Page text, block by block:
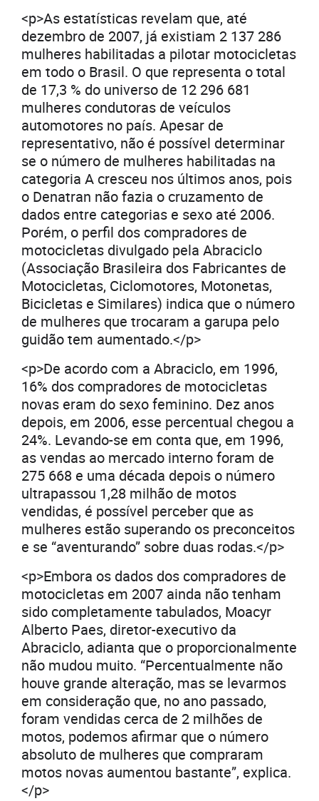
<p>As estatísticas revelam que, até
dezembro de 2007, já existiam 2 137 286
mulheres habilitadas a pilotar motocicletas
em todo o Brasil. O que representa o total
de 17,3 % do universo de 12 296 681
mulheres condutoras de veículos
automotores no país. Apesar de
representativo, não é possível determinar
se o número de mulheres habilitadas na
categoria A cresceu nos últimos anos, pois
o Denatran não fazia o cruzamento de
dados entre categorias e sexo até 2006.
Porém, o perfil dos compradores de
motocicletas divulgado pela Abraciclo
(Associação Brasileira dos Fabricantes de
Motocicletas, Ciclomotores, Motonetas,
Bicicletas e Similares) indica que o número
de mulheres que trocaram a garupa pelo
guidão tem aumentado.</p>
<p>De acordo com a Abraciclo, em 1996,
16% dos compradores de motocicletas
novas eram do sexo feminino. Dez anos
depois, em 2006, esse percentual chegou a
24%. Levando-se em conta que, em 1996,
as vendas ao mercado interno foram de
275 668 e uma década depois o número
ultrapassou 1,28 milhão de motos
vendidas, é possível perceber que as
mulheres estão superando os preconceitos
e se “aventurando” sobre duas rodas.</p>
<p>Embora os dados dos compradores de
motocicletas em 2007 ainda não tenham
sido completamente tabulados, Moacyr
Alberto Paes, diretor-executivo da
Abraciclo, adianta que o proporcionalmente
não mudou muito. “Percentualmente não
houve grande alteração, mas se levarmos
em consideração que, no ano passado,
foram vendidas cerca de 2 milhões de
motos, podemos afirmar que o número
absoluto de mulheres que compraram
motos novas aumentou bastante”, explica.
</p>